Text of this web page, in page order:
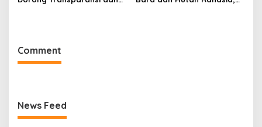
Comment
News Feed